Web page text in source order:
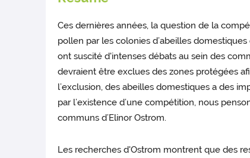
Ces dernières années, la question de la
pollen par les colonies d’abeilles
ont suscité d'intenses débats au sein des
devraient être exclues des zones protégées
l’exclusion, des abeilles domestiques a des
par l’existence d’une compétition, nous
communs d’Elinor Ostrom.
Les recherches d'Ostrom montrent que des